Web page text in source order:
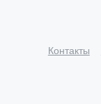
Контакты